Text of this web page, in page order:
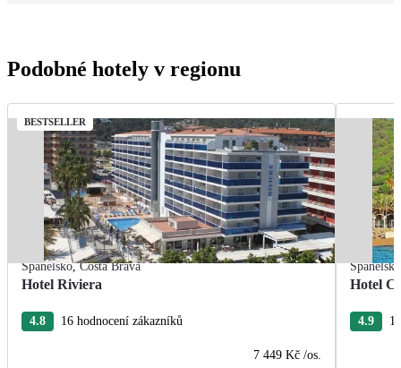
Podobné hotely v regionu
BESTSELLER
Španělsko,Costa Brava
Hotel Riviera
4.8 16 hodnocení zákazníků
7 449 Kč /os.
Španělsko
Hotel
4.9